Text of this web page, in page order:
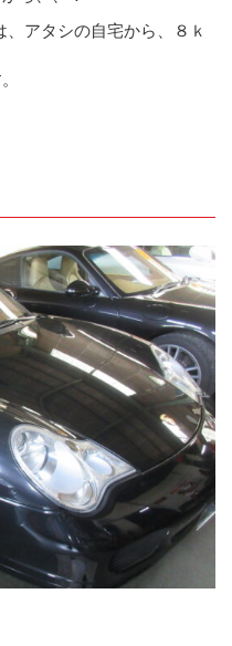
アタシの自宅から、８ｋ